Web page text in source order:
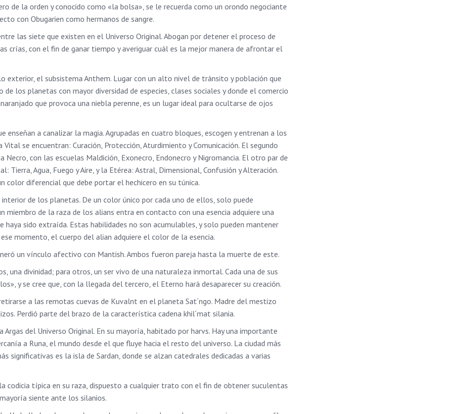
de la orden y conocido como «la bolsa», se le recuerda como un orondo negociante
con Obugarien como hermanos de sangre.
las siete que existen en el Universo Original. Abogan por detener el proceso de
crías, con el fin de ganar tiempo y averiguar cuál es la mejor manera de afrontar el
exterior, el subsistema Anthem. Lugar con un alto nivel de tránsito y población que
los planetas con mayor diversidad de especies, clases sociales y donde el comercio
que provoca una niebla perenne, es un lugar ideal para ocultarse de ojos
enseñan a canalizar la magia. Agrupadas en cuatro bloques, escogen y entrenan a los
se encuentran: Curación, Protección, Aturdimiento y Comunicación. El segundo
con las escuelas Maldición, Exonecro, Endonecro y Nigromancia. El otro par de
Tierra, Agua, Fuego y Aire, y la Etérea: Astral, Dimensional, Confusión y Alteración.
color diferencial que debe portar el hechicero en su túnica.
de los planetas. De un color único por cada uno de ellos, solo puede
miembro de la raza de los alians entra en contacto con una esencia adquiere una
sido extraída. Estas habilidades no son acumulables, y solo pueden mantener
momento, el cuerpo del alian adquiere el color de la esencia.
un vínculo afectivo con Mantish. Ambos fueron pareja hasta la muerte de este.
una divinidad; para otros, un ser vivo de una naturaleza inmortal. Cada una de sus
y se cree que, con la llegada del tercero, el Eterno hará desaparecer su creación.
a las remotas cuevas de Kuvalnt en el planeta Sat´ngo. Madre del mestizo
Perdió parte del brazo de la característica cadena khil´mat silania.
del Universo Original. En su mayoría, habitado por harvs. Hay una importante
a Runa, el mundo desde el que fluye hacia el resto del universo. La ciudad más
significativas es la isla de Sardan, donde se alzan catedrales dedicadas a varias
codicia típica en su raza, dispuesto a cualquier trato con el fin de obtener suculentas
siente ante los silanios.